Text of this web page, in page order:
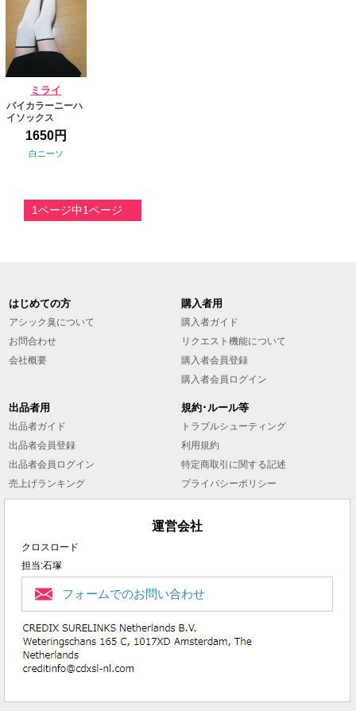
ミライ
バイカラーニーハ
イソックス
1650円
白ニーソ
1ページ中1ページ゙
はじめての方
アシック臭について
お問合わせ
会社概要
購入者用
購入者ガイド
リクエスト機能について
購入者会員登録
購入者会員ログイン
出品者用
出品者ガイド
出品者会員登録
出品者会員ログイン
売上げランキング
規約･ルール等
トラブルシューティング
利用規約
特定商取引に関する記述
プライバシーポリシー
運営会社
クロスロード
担当:石塚
フォームでのお問い合わせ